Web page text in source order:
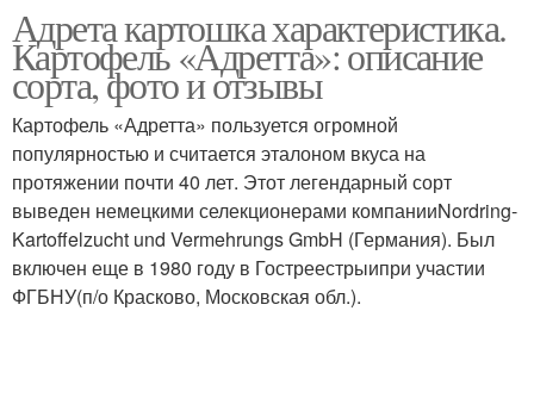
Адрета картошка характеристика.
Картофель «Адретта»: описание
сорта, фото и отзывы
Картофель «Адретта» пользуется огромной
популярностью и считается эталоном вкуса на
протяжении почти 40 лет. Этот легендарный сорт
выведен немецкими селекционерами компанииNordring-
Kartoffelzucht und Vermehrungs GmbH (Германия). Был
включен еще в 1980 году в Гостреестрыипри участии
ФГБНУ(п/о Красково, Московская обл.).